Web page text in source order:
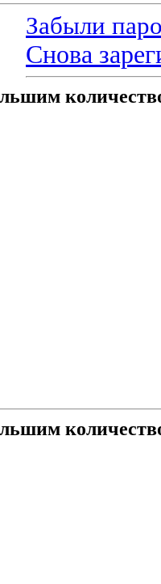
Забыли
Снова